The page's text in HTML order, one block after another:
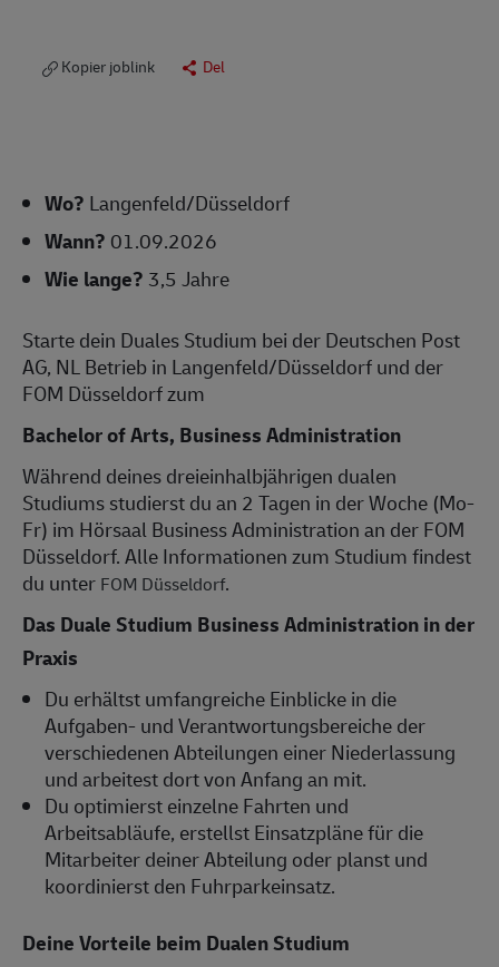
Kopier joblink Del
Wo? Langenfeld/Düsseldorf
Wann? 01.09.2026
Wie lange? 3,5 Jahre
Starte dein Duales Studium bei der Deutschen Post
AG, NL Betrieb in Langenfeld/Düsseldorf und der
FOM Düsseldorf zum
Bachelor of Arts, Business Administration
Während deines dreieinhalbjährigen dualen
Studiums studierst du an 2 Tagen in der Woche (Mo-
Fr) im Hörsaal Business Administration an der FOM
Düsseldorf. Alle Informationen zum Studium findest
du unter FOM Düsseldorf.
Das Duale Studium Business Administration in der
Praxis
Du erhältst umfangreiche Einblicke in die
Aufgaben- und Verantwortungsbereiche der
verschiedenen Abteilungen einer Niederlassung
und arbeitest dort von Anfang an mit.
Du optimierst einzelne Fahrten und
Arbeitsabläufe, erstellst Einsatzpläne für die
Mitarbeiter deiner Abteilung oder planst und
koordinierst den Fuhrparkeinsatz.
Deine Vorteile beim Dualen Studium